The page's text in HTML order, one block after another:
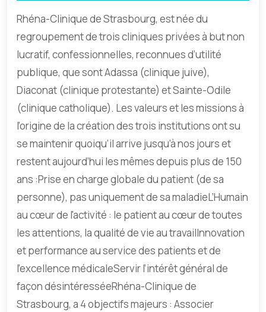
Rhéna-Clinique de Strasbourg, est née du
regroupement de trois cliniques privées à but non
lucratif, confessionnelles, reconnues d’utilité
publique, que sont Adassa (clinique juive),
Diaconat (clinique protestante) et Sainte-Odile
(clinique catholique). Les valeurs et les missions à
l’origine de la création des trois institutions ont su
se maintenir quoiqu’il arrive jusqu’à nos jours et
restent aujourd’hui les mêmes depuis plus de 150
ans :Prise en charge globale du patient (de sa
personne), pas uniquement de sa maladieL’Humain
au cœur de l'activité : le patient au cœur de toutes
les attentions, la qualité de vie au travailInnovation
et performance au service des patients et de
l’excellence médicaleServir l’intérêt général de
façon désintéresséeRhéna-Clinique de
Strasbourg, a 4 objectifs majeurs : Associer